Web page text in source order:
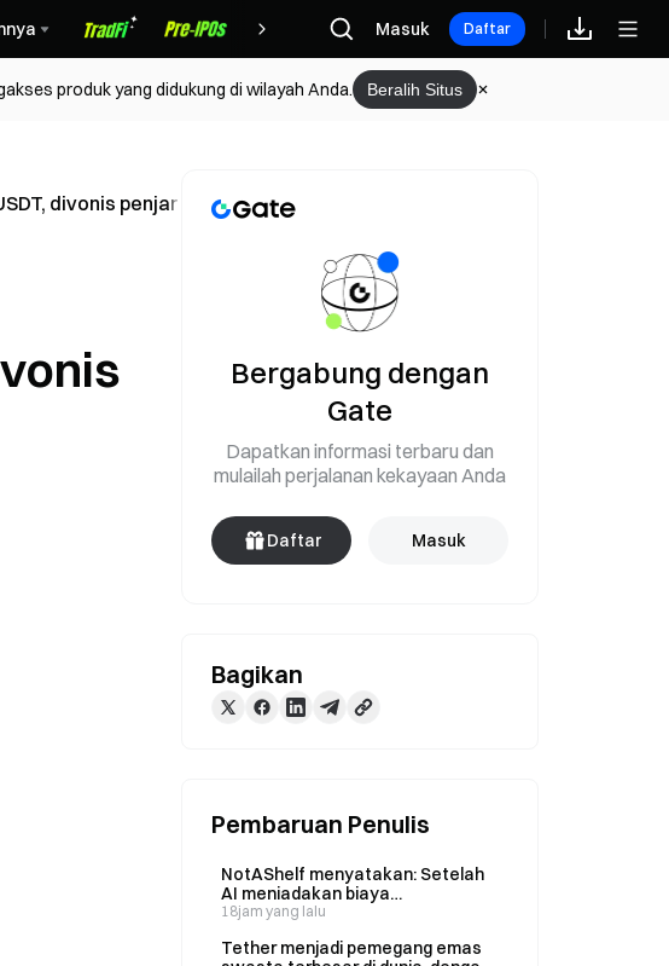
HadiahMasuk Daftar
produk yang didukung di wilayah Anda. Beralih Situs
divonis penjara 6 tahun 10 bulan
Bergabung dengan
Gate
Dapatkan informasi terbaru dan
mulailah perjalanan kekayaan Anda
Daftar Masuk
Bagikan
Pembaruan Penulis
NotAShelf menyatakan: Setelah
AI meniadakan biaya
pemrograman, satu-satunya
“selera”.
18jam yang lalu
Tether menjadi pemegang emas